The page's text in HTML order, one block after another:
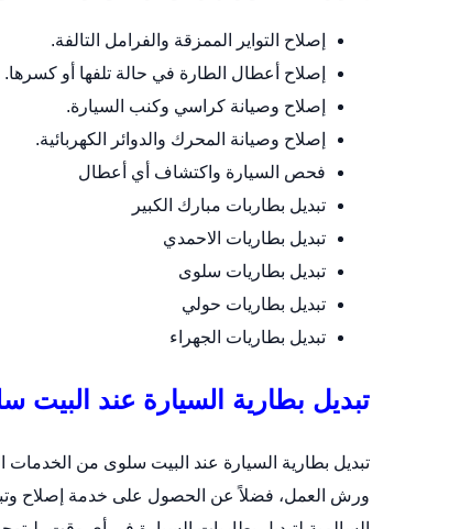
إصلاح التواير الممزقة والفرامل التالفة.
إصلاح أعطال الطارة في حالة تلفها أو كسرها.
إصلاح وصيانة كراسي وكنب السيارة.
إصلاح وصيانة المحرك والدوائر الكهربائية.
فحص السيارة واكتشاف أي أعطال
تبديل بطاربات مبارك الكبير
تبديل بطاريات الاحمدي
تبديل بطاريات سلوى
تبديل بطاريات حولي
تبديل بطاريات الجهراء
تبديل بطارية السيارة عند البيت
تبديل بطارية السيارة عند البيت سلوى من الخدمات
ورش العمل، فضلاً عن الحصول على خدمة إصلاح